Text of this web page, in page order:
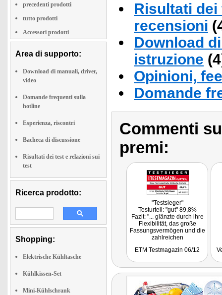
precedenti prodotti
tutto prodotti
Accessori prodotti
Area di supporto:
Download di manuali, driver,
video
Domande frequenti sulla
hotline
Esperienza, riscontri
Bacheca di discussione
Risultati dei test e relazioni sui
test
Ricerca prodotto:
Shopping:
Elektrische Kühltasche
Kühlkissen-Set
Mini-Kühlschrank
Risultati
recensioni
Download
istruzione
Opinioni,
Domande
Commenti
premi:
"Testsieger"
Testurteil: "gut" 89,8%
Fazit: "... glänzte durch ihre
Flexibilität, das große
Fassungsvermögen und die
zahlreichen
ETM Testmagazin 06/12